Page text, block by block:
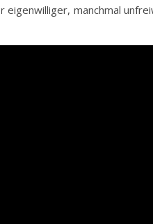
eigenwilliger, manchmal